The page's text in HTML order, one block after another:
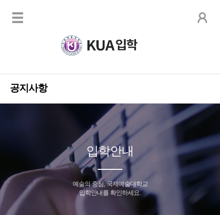
공지사항
입학안내
예술의 중심, 국제예술대학교
입학안내를 확인하세요.